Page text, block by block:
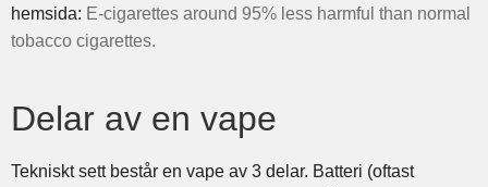
hemsida: E-cigarettes around 95% less harmful than normal
tobacco cigarettes.
Delar av en vape
Tekniskt sett består en vape av 3 delar. Batteri (oftast